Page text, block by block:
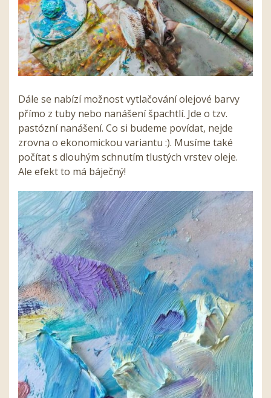
Dále se nabízí možnost vytlačování olejové barvy
přímo z tuby nebo nanášení špachtlí. Jde o tzv.
pastózní nanášení. Co si budeme povídat, nejde
zrovna o ekonomickou variantu :). Musíme také
počítat s dlouhým schnutím tlustých vrstev oleje.
Ale efekt to má báječný!